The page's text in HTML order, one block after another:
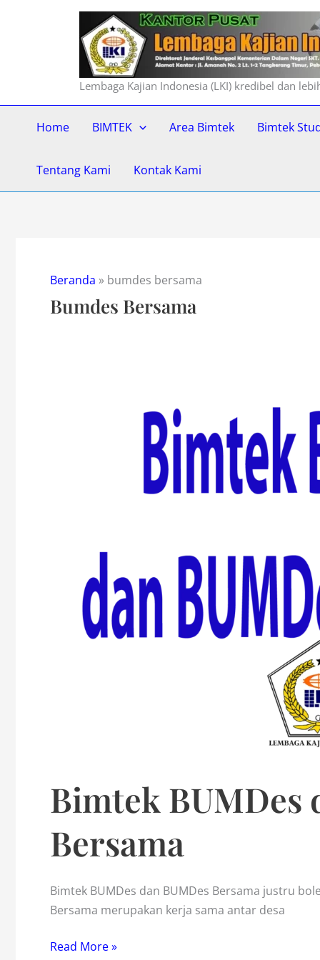
Lembaga Kajian Indonesia (LKI) kredibel dan
Home BIMTEK Area Bimtek Bimtek
Tentang Kami Kontak Kami
Beranda » bumdes bersama
Bumdes Bersama
Bimtek BUMDes
Bersama
Bimtek BUMDes dan BUMDes Bersama justru
Bersama merupakan kerja sama antar desa
Bimtek
Read More »